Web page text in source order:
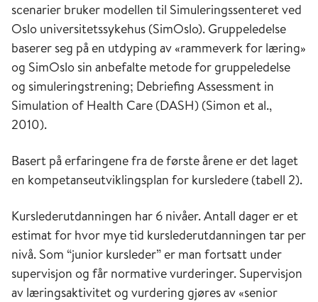
scenarier bruker modellen til Simuleringssenteret ved
Oslo universitetssykehus (SimOslo). Gruppeledelse
baserer seg på en utdyping av «rammeverk for læring»
og SimOslo sin anbefalte metode for gruppeledelse
og simuleringstrening; Debriefing Assessment in
Simulation of Health Care (DASH) (Simon et al.,
2010).
Basert på erfaringene fra de første årene er det laget
en kompetanseutviklingsplan for kursledere (tabell 2).
Kurslederutdanningen har 6 nivåer. Antall dager er et
estimat for hvor mye tid kurslederutdanningen tar per
nivå. Som “junior kursleder” er man fortsatt under
supervisjon og får normative vurderinger. Supervisjon
av læringsaktivitet og vurdering gjøres av «senior